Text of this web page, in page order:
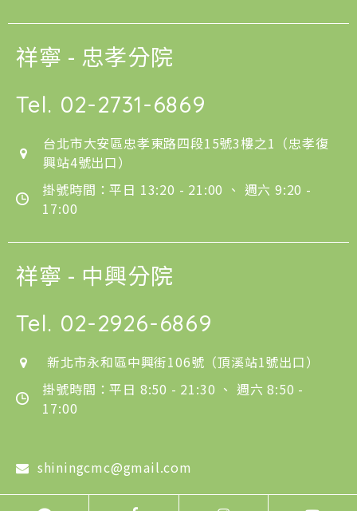
祥寧 - 忠孝分院
Tel. 02-2731-6869
台北市大安區忠孝東路四段15號3樓之1（忠孝復
興站4號出口）
掛號時間：平日 13:20 - 21:00 、 週六 9:20 -
17:00
祥寧 - 中興分院
Tel. 02-2926-6869
新北市永和區中興街106號（頂溪站1號出口）
掛號時間：平日 8:50 - 21:30 、 週六 8:50 -
17:00
shiningcmc@gmail.com